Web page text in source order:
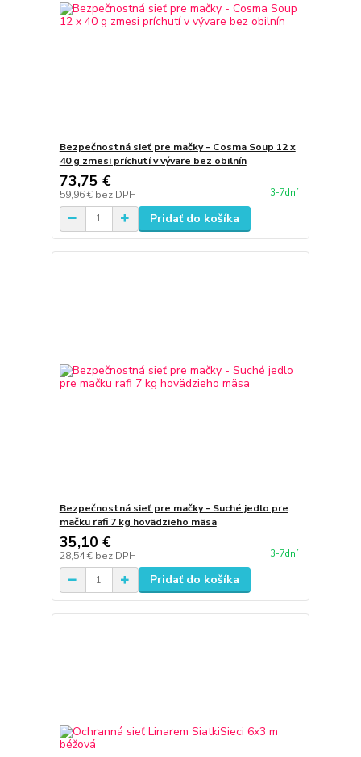
Bezpečnostná sieť pre mačky - Cosma Soup 12 x
40 g zmesi príchutí v vývare bez obilnín
73,75 €
59,96 € bez DPH 3-7dní
Pridať do košíka
Bezpečnostná sieť pre mačky - Suché jedlo pre
mačku rafi 7 kg hovädzieho mäsa
35,10 €
28,54 € bez DPH 3-7dní
Pridať do košíka